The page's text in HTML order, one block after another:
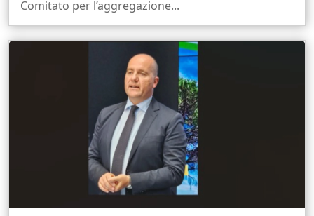
Comitato per l’aggregazione...